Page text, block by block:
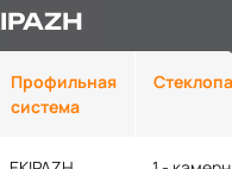
Профильная
система